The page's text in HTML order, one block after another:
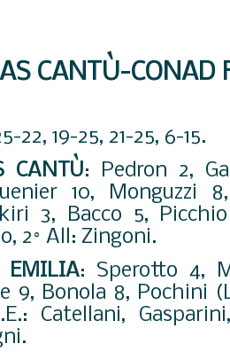
CANTÙ-CONAD
22, 19-25, 21-25, 6-15.
CANTÙ: Pedron 2,
10, Monguzzi
3, Bacco 5,
2° All: Zingoni.
EMILIA: Sperotto 4,
9, Bonola 8, Pochini
Catellani,